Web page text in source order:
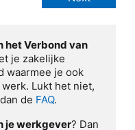
het Verbond van
je zakelijke
waarmee je ook
Lukt het niet,
de FAQ.
je werkgever? Dan